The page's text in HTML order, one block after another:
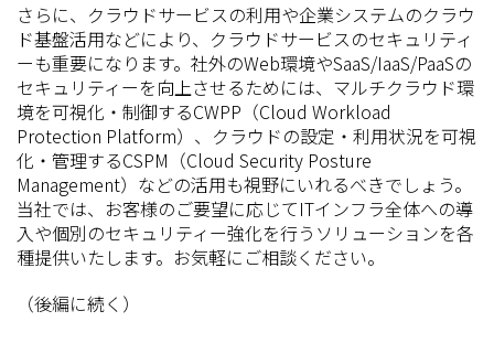
さらに、クラウドサービスの利用や企業システムのクラウ
ド基盤活用などにより、クラウドサービスのセキュリティ
ーも重要になります。社外のWeb環境やSaaS/IaaS/PaaSの
セキュリティーを向上させるためには、マルチクラウド環
境を可視化・制御するCWPP（Cloud Workload
Protection Platform）、クラウドの設定・利用状況を可視
化・管理するCSPM（Cloud Security Posture
Management）などの活用も視野にいれるべきでしょう。
当社では、お客様のご要望に応じてITインフラ全体への導
入や個別のセキュリティー強化を行うソリューションを各
種提供いたします。お気軽にご相談ください。
（後編に続く）